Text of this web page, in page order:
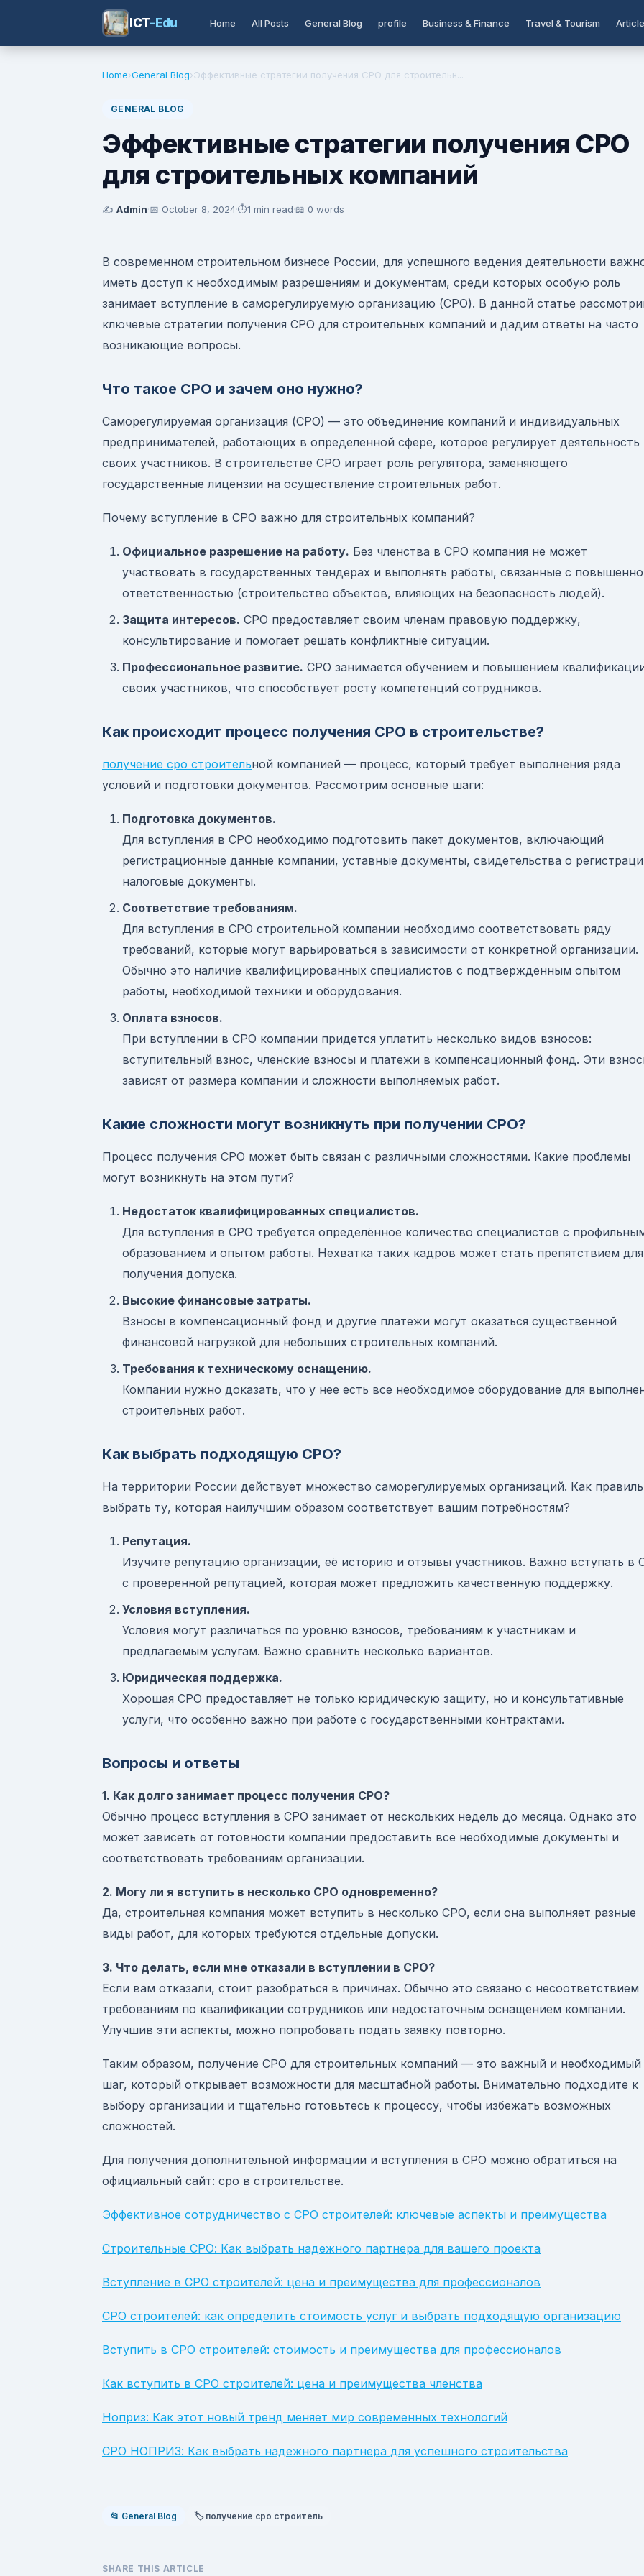
ICT-Edu Home All Posts General Blog profile Business & Finance Travel & Tourism Article
Home›General Blog›Эффективные стратегии получения СРО для строительн...
GENERAL BLOG
Эффективные стратегии получения СРО
для строительных компаний
✍️ Admin·📅 October 8, 2024·⏱️1 min read·📖 0 words
В современном строительном бизнесе России, для успешного ведения деятельности
иметь доступ к необходимым разрешениям и документам, среди которых особую роль
занимает вступление в саморегулируемую организацию (СРО). В данной статье
ключевые стратегии получения СРО для строительных компаний и дадим ответы на часто
возникающие вопросы.
Что такое СРО и зачем оно нужно?
Саморегулируемая организация (СРО) — это объединение компаний и индивидуальных
предпринимателей, работающих в определенной сфере, которое регулирует деятельность
своих участников. В строительстве СРО играет роль регулятора, заменяющего
государственные лицензии на осуществление строительных работ.
Почему вступление в СРО важно для строительных компаний?
Официальное разрешение на работу. Без членства в СРО компания не может
участвовать в государственных тендерах и выполнять работы, связанные с
ответственностью (строительство объектов, влияющих на безопасность людей).
Защита интересов. СРО предоставляет своим членам правовую поддержку,
консультирование и помогает решать конфликтные ситуации.
Профессиональное развитие. СРО занимается обучением и повышением
своих участников, что способствует росту компетенций сотрудников.
Как происходит процесс получения СРО в строительстве?
получение сро строительной компанией — процесс, который требует выполнения ряда
условий и подготовки документов. Рассмотрим основные шаги:
Подготовка документов.
Для вступления в СРО необходимо подготовить пакет документов, включающий
регистрационные данные компании, уставные документы, свидетельства о
налоговые документы.
Соответствие требованиям.
Для вступления в СРО строительной компании необходимо соответствовать ряду
требований, которые могут варьироваться в зависимости от конкретной организации.
Обычно это наличие квалифицированных специалистов с подтвержденным опытом
работы, необходимой техники и оборудования.
Оплата взносов.
При вступлении в СРО компании придется уплатить несколько видов взносов:
вступительный взнос, членские взносы и платежи в компенсационный фонд. Эти
зависят от размера компании и сложности выполняемых работ.
Какие сложности могут возникнуть при получении СРО?
Процесс получения СРО может быть связан с различными сложностями. Какие проблемы
могут возникнуть на этом пути?
Недостаток квалифицированных специалистов.
Для вступления в СРО требуется определённое количество специалистов с
образованием и опытом работы. Нехватка таких кадров может стать препятствием для
получения допуска.
Высокие финансовые затраты.
Взносы в компенсационный фонд и другие платежи могут оказаться существенной
финансовой нагрузкой для небольших строительных компаний.
Требования к техническому оснащению.
Компании нужно доказать, что у нее есть все необходимое оборудование для
строительных работ.
Как выбрать подходящую СРО?
На территории России действует множество саморегулируемых организаций. Как
выбрать ту, которая наилучшим образом соответствует вашим потребностям?
Репутация.
Изучите репутацию организации, её историю и отзывы участников. Важно вступать в
с проверенной репутацией, которая может предложить качественную поддержку.
Условия вступления.
Условия могут различаться по уровню взносов, требованиям к участникам и
предлагаемым услугам. Важно сравнить несколько вариантов.
Юридическая поддержка.
Хорошая СРО предоставляет не только юридическую защиту, но и консультативные
услуги, что особенно важно при работе с государственными контрактами.
Вопросы и ответы
1. Как долго занимает процесс получения СРО?
Обычно процесс вступления в СРО занимает от нескольких недель до месяца. Однако это
может зависеть от готовности компании предоставить все необходимые документы и
соответствовать требованиям организации.
2. Могу ли я вступить в несколько СРО одновременно?
Да, строительная компания может вступить в несколько СРО, если она выполняет разные
виды работ, для которых требуются отдельные допуски.
3. Что делать, если мне отказали в вступлении в СРО?
Если вам отказали, стоит разобраться в причинах. Обычно это связано с несоответствием
требованиям по квалификации сотрудников или недостаточным оснащением компании.
Улучшив эти аспекты, можно попробовать подать заявку повторно.
Таким образом, получение СРО для строительных компаний — это важный и необходимый
шаг, который открывает возможности для масштабной работы. Внимательно подходите к
выбору организации и тщательно готовьтесь к процессу, чтобы избежать возможных
сложностей.
Для получения дополнительной информации и вступления в СРО можно обратиться на
официальный сайт: сро в строительстве.
Эффективное сотрудничество с СРО строителей: ключевые аспекты и преимущества
Строительные СРО: Как выбрать надежного партнера для вашего проекта
Вступление в СРО строителей: цена и преимущества для профессионалов
СРО строителей: как определить стоимость услуг и выбрать подходящую организацию
Вступить в СРО строителей: стоимость и преимущества для профессионалов
Как вступить в СРО строителей: цена и преимущества членства
Ноприз: Как этот новый тренд меняет мир современных технологий
СРО НОПРИЗ: Как выбрать надежного партнера для успешного строительства
📂 General Blog 🏷️ получение сро строитель
SHARE THIS ARTICLE